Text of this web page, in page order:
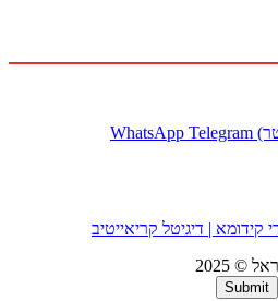
WhatsApp
| דיגיטל קריאייטיב